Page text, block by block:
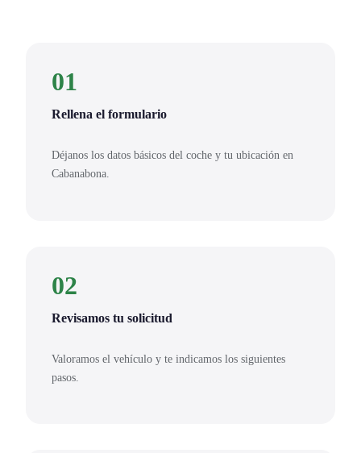
01
Rellena el formulario
Déjanos los datos básicos del coche y tu ubicación en
Cabanabona.
02
Revisamos tu solicitud
Valoramos el vehículo y te indicamos los siguientes
pasos.